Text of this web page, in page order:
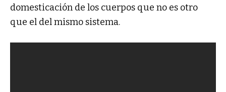
domesticación de los cuerpos que no es otro
que el del mismo sistema.